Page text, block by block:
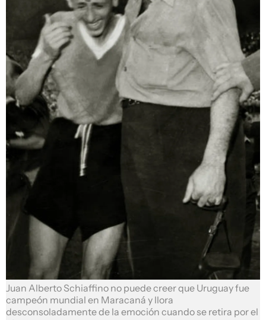
Juan Alberto Schiaffino no puede creer que Uruguay fue
campeón mundial en Maracaná y llora
desconsoladamente de la emoción cuando se retira por el